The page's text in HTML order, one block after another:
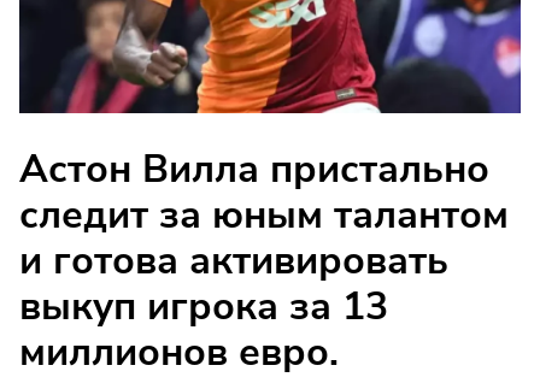
Астон Вилла пристально
следит за юным талантом
и готова активировать
выкуп игрока за 13
миллионов евро.